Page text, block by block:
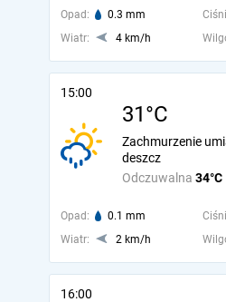
Opad: 0.3 mm
Wiatr:
4 km/h
15:00
31°C
Odczuwalna 34°C
Zachmurzenie
deszcz
Opad: 0.1 mm
Wiatr:
2 km/h
16:00